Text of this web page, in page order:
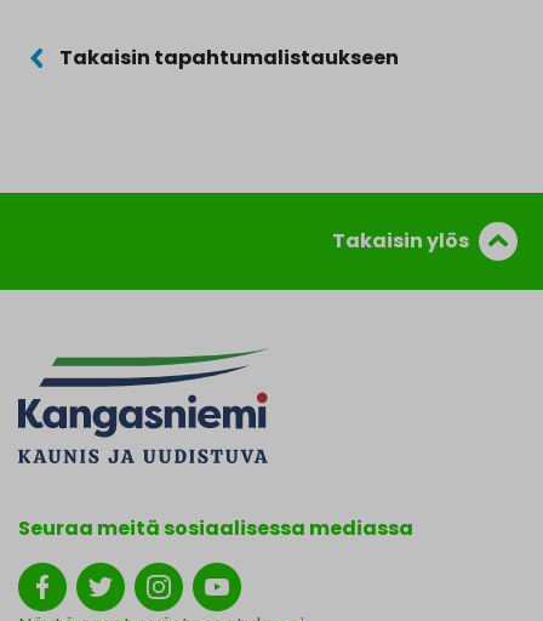
Takaisin tapahtumalistaukseen
Takaisin ylös
Seuraa meitä sosiaalisessa mediassa